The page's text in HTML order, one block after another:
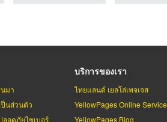
มา
นส่วนตัว
อดภัยไซเบอร์
บริการของเรา
ไทยแลนด์ เยลโล่เพจเจส
YellowPages Online Service
YellowPages Blog